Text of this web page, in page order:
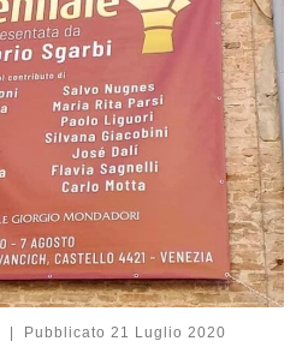
Pubblicato 21 Luglio 2020